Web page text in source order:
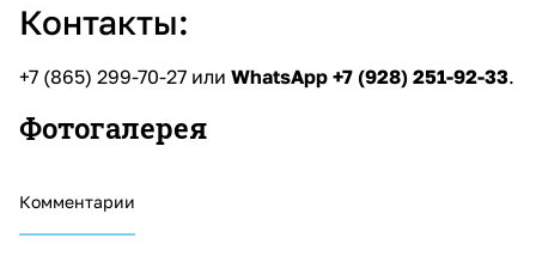
Контакты:
+7 (865) 299-70-27 или WhatsApp +7 (928) 251-92-33.
Фотогалерея
Комментарии